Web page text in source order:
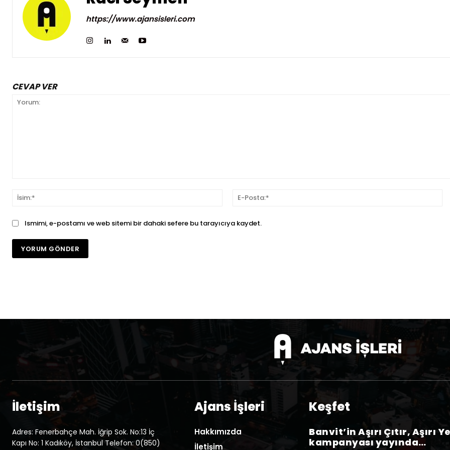
https://www.ajansisleri.com
CEVAP VER
İsim:*
Ismimi, e-postamı ve web sitemi bir dahaki sefere bu tarayıcıya kaydet.
İletişim
Adres: Fenerbahçe Mah. İğrip Sok. No:13 İç
Kapı No: 1 Kadıköy, İstanbul Telefon: 0(850)
Ajans İşleri
Hakkımızda
İletişim
Keşfet
Banvit’in Aşırı Çıtır, Aşırı
kampanyası yayında…